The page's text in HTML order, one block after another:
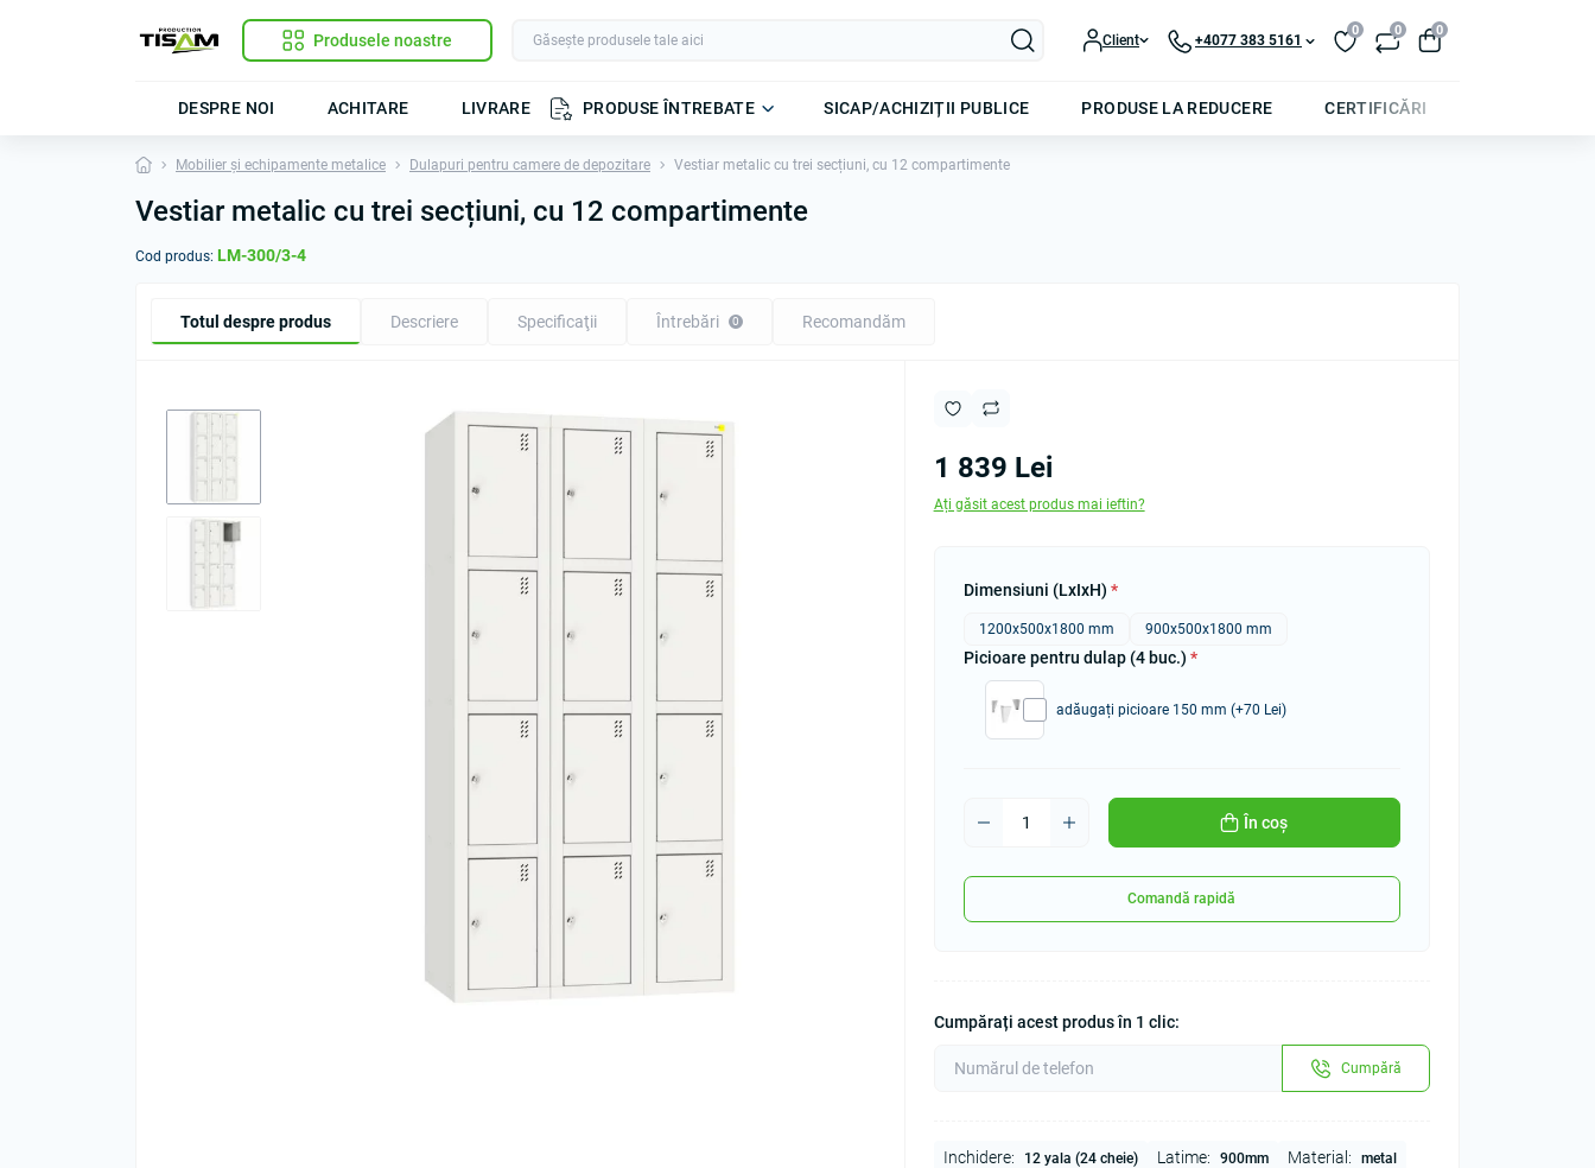
Produsele noastre Client +4077 383 5161
0 0 0
DESPRE NOI ACHITARE LIVRARE PRODUSE ÎNTREBATE SICAP/ACHIZIȚII PUBLICE PRODUSE LA REDUCERE CERTIFICĂRI
Mobilier și echipamente metalice Dulapuri pentru camere de depozitare Vestiar metalic cu trei secțiuni, cu 12 compartimente
Vestiar metalic cu trei secțiuni, cu 12 compartimente
Cod produs: LM-300/3-4
Totul despre produs Descriere Specificaţii Întrebări 0 Recomandăm
1 839 Lei
Ați găsit acest produs mai ieftin?
Dimensiuni (LxIxH) *
1200x500x1800 mm 900x500x1800 mm
Picioare pentru dulap (4 buc.) *
adăugați picioare 150 mm (+70 Lei)
În coș
Comandă rapidă
Cumpărați acest produs în 1 clic:
Cumpără
Inchidere: 12 yala (24 cheie) Latime: 900mm Material: metal